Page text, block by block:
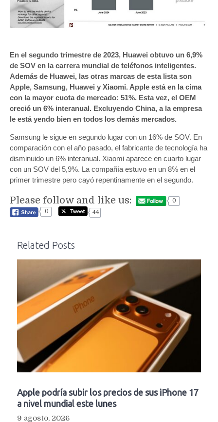
En el segundo trimestre de 2023, Huawei obtuvo un 6,9%
de SOV en la carrera mundial de teléfonos inteligentes.
Además de Huawei, las otras marcas de esta lista son
Apple, Samsung, Huawei y Xiaomi. Apple está en la cima
con la mayor cuota de mercado: 51%. Esta vez, el OEM
creció un 6% interanual. Excluyendo China, a la empresa
le está yendo bien en todos los demás mercados.
Samsung le sigue en segundo lugar con un 16% de SOV. En
comparación con el año pasado, el fabricante de tecnología ha
disminuido un 6% interanual. Xiaomi aparece en cuarto lugar
con un SOV del 5,9%. La compañía estuvo en un 8% en el
primer trimestre pero cayó repentinamente en el segundo.
Please follow and like us:
0
0
44
Related Posts
Apple podría subir los precios de sus iPhone 17
a nivel mundial este lunes
9 agosto, 2026